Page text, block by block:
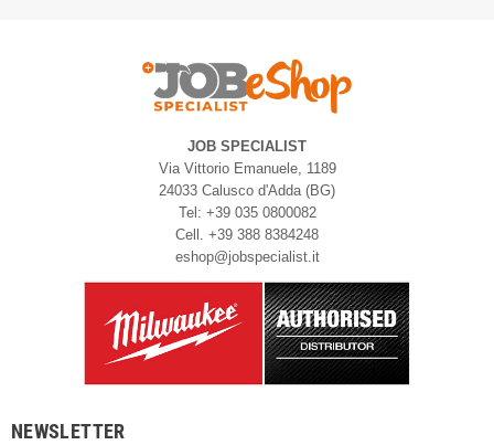
JOB SPECIALIST
Via Vittorio Emanuele, 1189
24033 Calusco d'Adda (BG)
Tel: +39 035 0800082
Cell. +39 388 8384248
eshop@jobspecialist.it
NEWSLETTER